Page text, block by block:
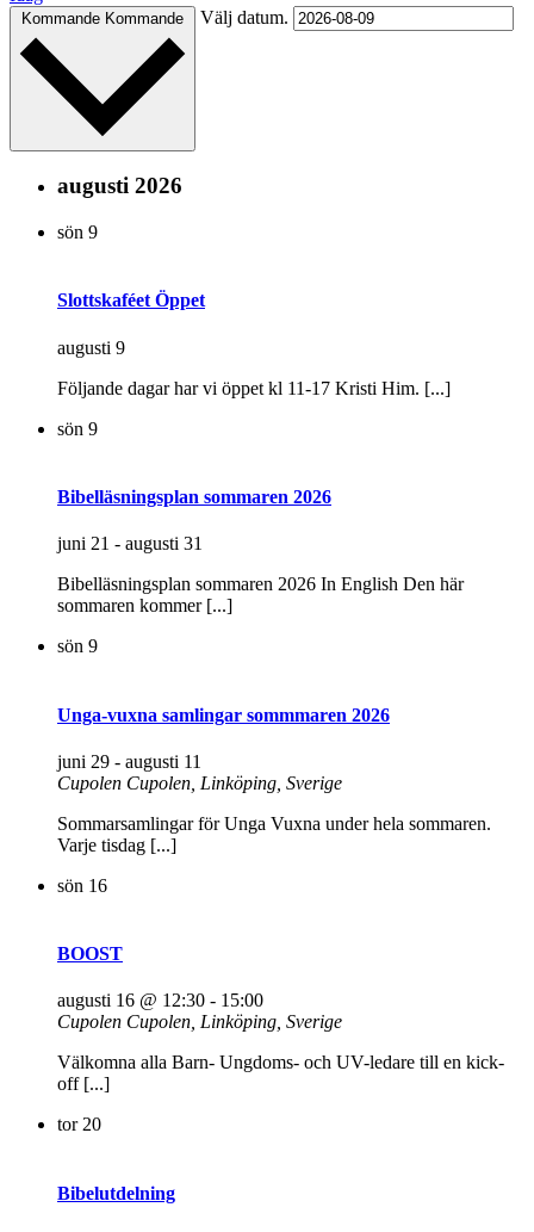
Kommande Kommande Välj datum.
augusti 2026
sön 9
Slottskaféet Öppet
augusti 9
Följande dagar har vi öppet kl 11-17 Kristi Him. [...]
sön 9
Bibelläsningsplan sommaren 2026
juni 21 - augusti 31
Bibelläsningsplan sommaren 2026 In English Den här
sommaren kommer [...]
sön 9
Unga-vuxna samlingar sommmaren 2026
juni 29 - augusti 11
Cupolen Cupolen, Linköping, Sverige
Sommarsamlingar för Unga Vuxna under hela sommaren.
Varje tisdag [...]
sön 16
BOOST
augusti 16 @ 12:30 - 15:00
Cupolen Cupolen, Linköping, Sverige
Välkomna alla Barn- Ungdoms- och UV-ledare till en kick-
off [...]
tor 20
Bibelutdelning